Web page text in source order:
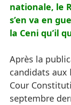
nationale, le
s’en va en
la Ceni qu’il
Après la
candidats aux
Cour
septembre